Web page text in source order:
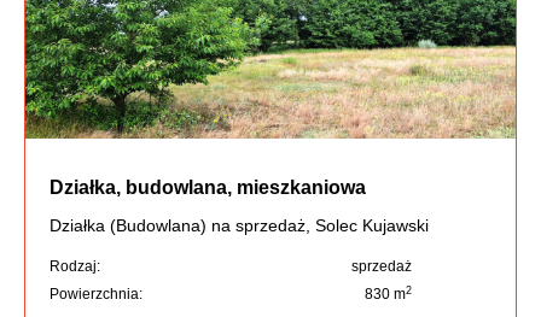
Działka, budowlana, mieszkaniowa
Działka (Budowlana) na sprzedaż, Solec Kujawski
Rodzaj:
sprzedaż
Powierzchnia:
830 m2